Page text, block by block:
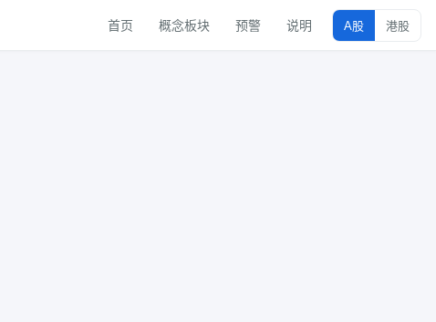
首页 概念板块 预警 说明 A股 港股